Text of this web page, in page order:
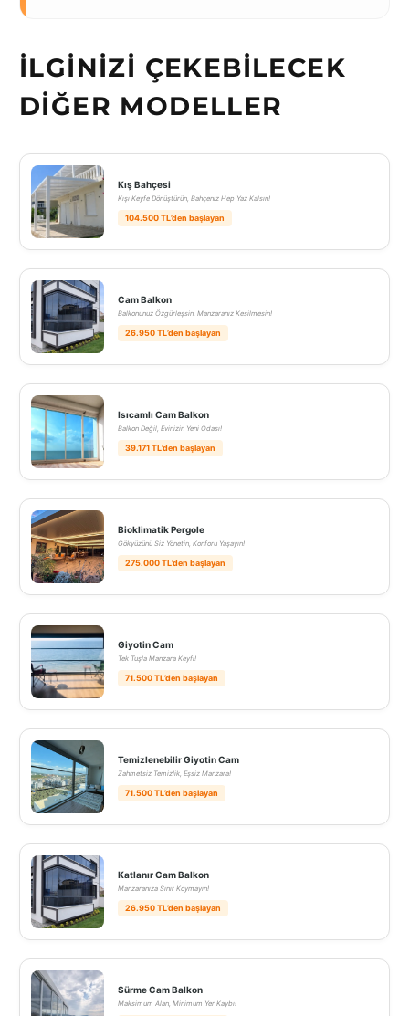
İLGINIZI ÇEKEBILECEK
DIĞER MODELLER
Kış Bahçesi
Kışı Keyfe Dönüştürün, Bahçeniz Hep Yaz Kalsın!
104.500 TL’den başlayan
Cam Balkon
Balkonunuz Özgürleşsin, Manzaranız Kesilmesin!
26.950 TL’den başlayan
Isıcamlı Cam Balkon
Balkon Değil, Evinizin Yeni Odası!
39.171 TL’den başlayan
Bioklimatik Pergole
Gökyüzünü Siz Yönetin, Konforu Yaşayın!
275.000 TL’den başlayan
Giyotin Cam
Tek Tuşla Manzara Keyfi!
71.500 TL’den başlayan
Temizlenebilir Giyotin Cam
Zahmetsiz Temizlik, Eşsiz Manzara!
71.500 TL’den başlayan
Katlanır Cam Balkon
Manzaranıza Sınır Koymayın!
26.950 TL’den başlayan
Sürme Cam Balkon
Maksimum Alan, Minimum Yer Kaybı!